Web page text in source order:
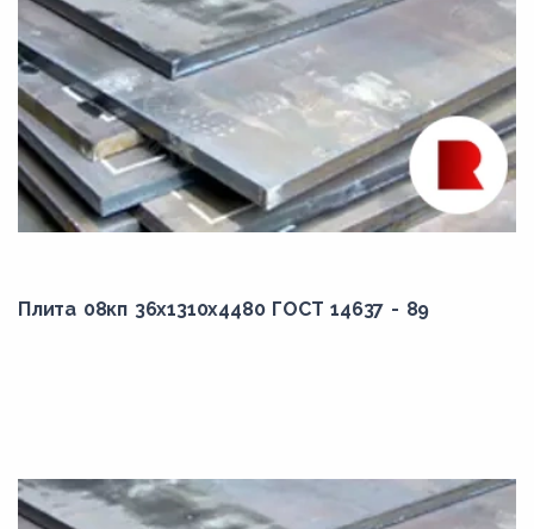
2000,00
2010,00
2500,00
2550,00
2900,00
3000,00
3200,00
370,00
Плита 08кп 36x1310x4480 ГОСТ 14637 - 89